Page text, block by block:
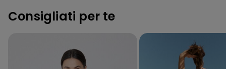
Consigliati per te